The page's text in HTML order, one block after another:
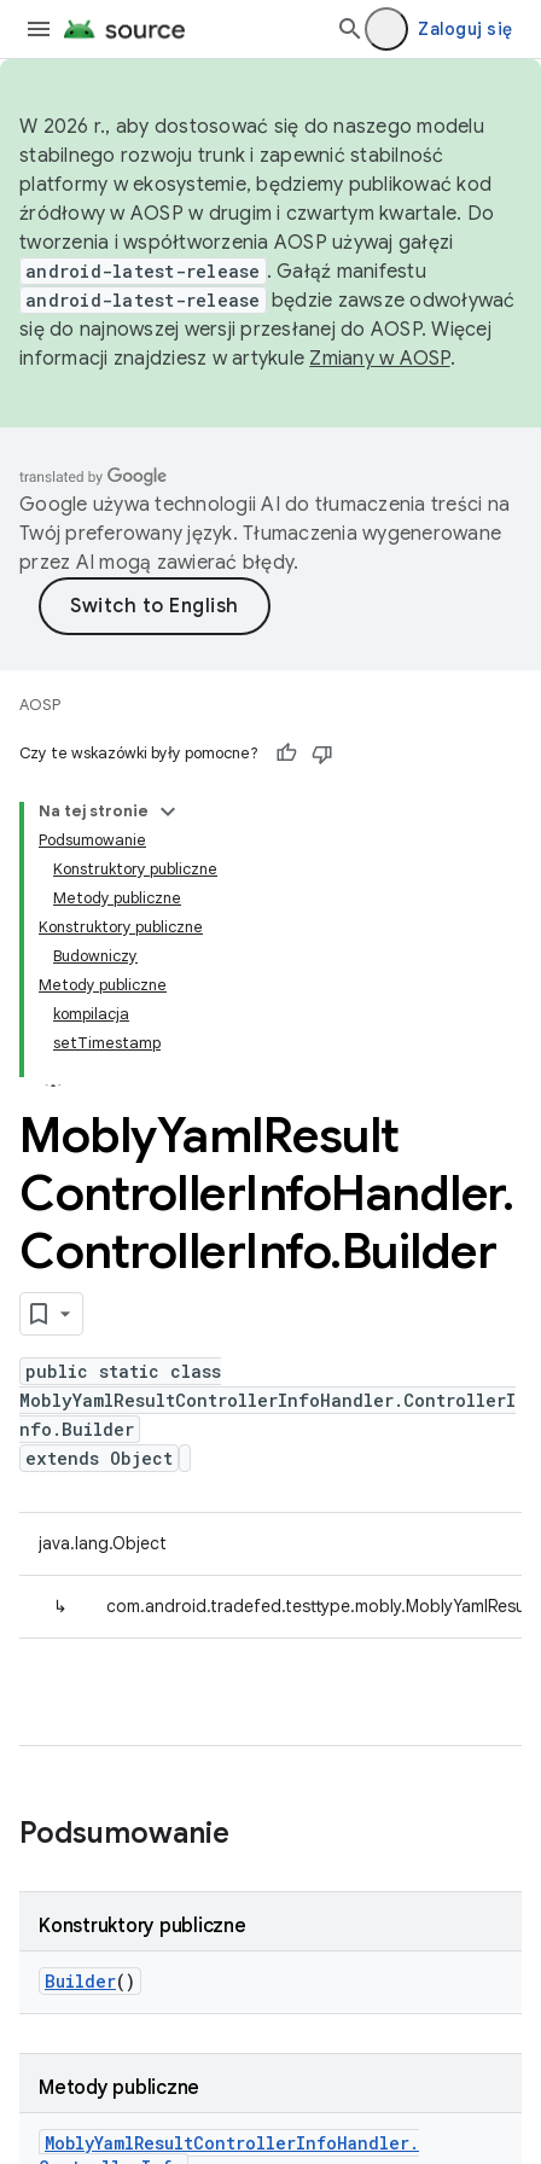
Zaloguj się
W 2026 r., aby dostosować się do naszego modelu
stabilnego rozwoju trunk i zapewnić stabilność
platformy w ekosystemie, będziemy publikować kod
źródłowy w AOSP w drugim i czwartym kwartale. Do
tworzenia i współtworzenia AOSP używaj gałęzi
android-latest-release . Gałąź manifestu
android-latest-release będzie zawsze odwoływać
się do najnowszej wersji przesłanej do AOSP. Więcej
informacji znajdziesz w artykule Zmiany w AOSP.
Google używa technologii AI do tłumaczenia treści na
Twój preferowany język. Tłumaczenia wygenerowane
przez AI mogą zawierać błędy.
AOSP
Czy te wskazówki były pomocne?
Na tej stronie
Podsumowanie
Konstruktory publiczne
Metody publiczne
Konstruktory publiczne
Budowniczy
Metody publiczne
kompilacja
setTimestamp
MoblyYamlResult
ControllerInfoHandler.
ControllerInfo.Builder
public static class
MoblyYamlResultControllerInfoHandler.ControllerI
nfo.Builder
extends Object
java.lang.Object
↳
Podsumowanie
Konstruktory publiczne
Builder()
Metody publiczne
MoblyYamlResultControllerInfoHandler.